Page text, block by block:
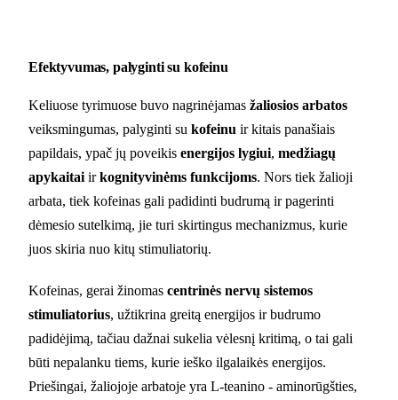
Efektyvumas, palyginti su kofeinu
Keliuose tyrimuose buvo nagrinėjamas žaliosios arbatos
veiksmingumas, palyginti su kofeinu ir kitais panašiais
papildais, ypač jų poveikis energijos lygiui, medžiagų
apykaitaiirkognityvinėms funkcijoms. Nors tiek žalioji
arbata, tiek kofeinas gali padidinti budrumą ir pagerinti
dėmesio sutelkimą, jie turi skirtingus mechanizmus, kurie
juos skiria nuo kitų stimuliatorių.
Kofeinas, gerai žinomas centrinės nervų sistemos
stimuliatorius, užtikrina greitą energijos ir budrumo
padidėjimą, tačiau dažnai sukelia vėlesnį kritimą, o tai gali
būti nepalanku tiems, kurie ieško ilgalaikės energijos.
Priešingai, žaliojoje arbatoje yra L-teanino - aminorūgšties,